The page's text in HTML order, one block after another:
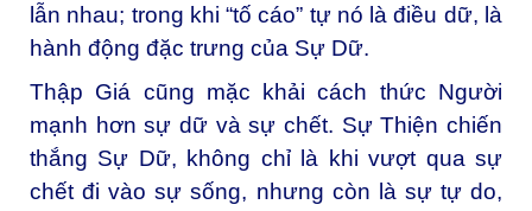
lẫn nhau; trong khi “tố cáo” tự nó là điều dữ, là
hành động đặc trưng của Sự Dữ.
Thập Giá cũng mặc khải cách thức Người
mạnh hơn sự dữ và sự chết. Sự Thiện chiến
thắng Sự Dữ, không chỉ là khi vượt qua sự
chết đi vào sự sống, nhưng còn là sự tự do,